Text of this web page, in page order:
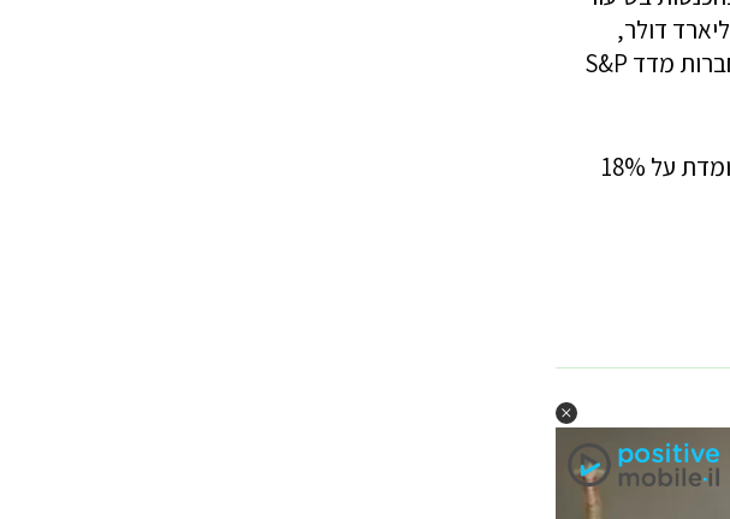
6.2% בשנת 2019, על מכירות של 163 מיליארד דולר ו-171 מיליארד דולר,
בהתאמה. זאת בהשוואה לצמיחה נמוכה משמעותית בחברות הגדולות – הצמיחה בחברות מדד S&P
הרווחיות התפעולית של חברות המכשור הרפואי, על פי בית ההשקעות אופנהימר, עומדת על 18%